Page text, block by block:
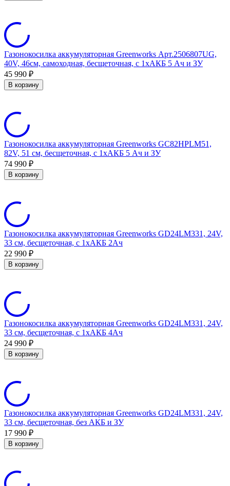
Газонокосилка аккумуляторная Greenworks Арт.2506807UG,
40V, 46см, самоходная, бесщеточная, c 1хАКБ 5 Ач и ЗУ
45 990 ₽
В корзину
Газонокосилка аккумуляторная Greenworks GC82HPLM51,
82V, 51 см, бесщеточная, с 1хАКБ 5 Ач и ЗУ
74 990 ₽
В корзину
Газонокосилка аккумуляторная Greenworks GD24LM331, 24V,
33 см, бесщеточная, c 1хАКБ 2Ач
22 990 ₽
В корзину
Газонокосилка аккумуляторная Greenworks GD24LM331, 24V,
33 см, бесщеточная, c 1хАКБ 4Ач
24 990 ₽
В корзину
Газонокосилка аккумуляторная Greenworks GD24LM331, 24V,
33 см, бесщеточная, без АКБ и ЗУ
17 990 ₽
В корзину